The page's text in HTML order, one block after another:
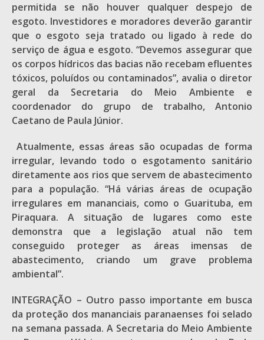
permitida se não houver qualquer despejo de
esgoto. Investidores e moradores deverão garantir
que o esgoto seja tratado ou ligado à rede do
serviço de água e esgoto. “Devemos assegurar que
os corpos hídricos das bacias não recebam efluentes
tóxicos, poluídos ou contaminados”, avalia o diretor
geral da Secretaria do Meio Ambiente e
coordenador do grupo de trabalho, Antonio
Caetano de Paula Júnior.
Atualmente, essas áreas são ocupadas de forma
irregular, levando todo o esgotamento sanitário
diretamente aos rios que servem de abastecimento
para a população. “Há várias áreas de ocupação
irregulares em mananciais, como o Guarituba, em
Piraquara. A situação de lugares como este
demonstra que a legislação atual não tem
conseguido proteger as áreas imensas de
abastecimento, criando um grave problema
ambiental”.
INTEGRAÇÃO – Outro passo importante em busca
da proteção dos mananciais paranaenses foi selado
na semana passada. A Secretaria do Meio Ambiente